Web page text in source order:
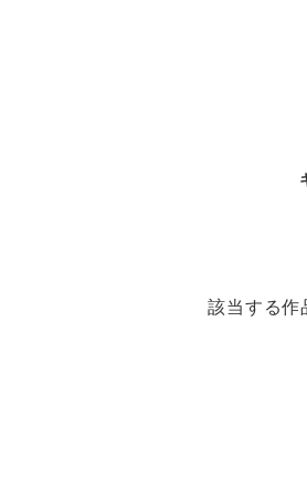
該当する作